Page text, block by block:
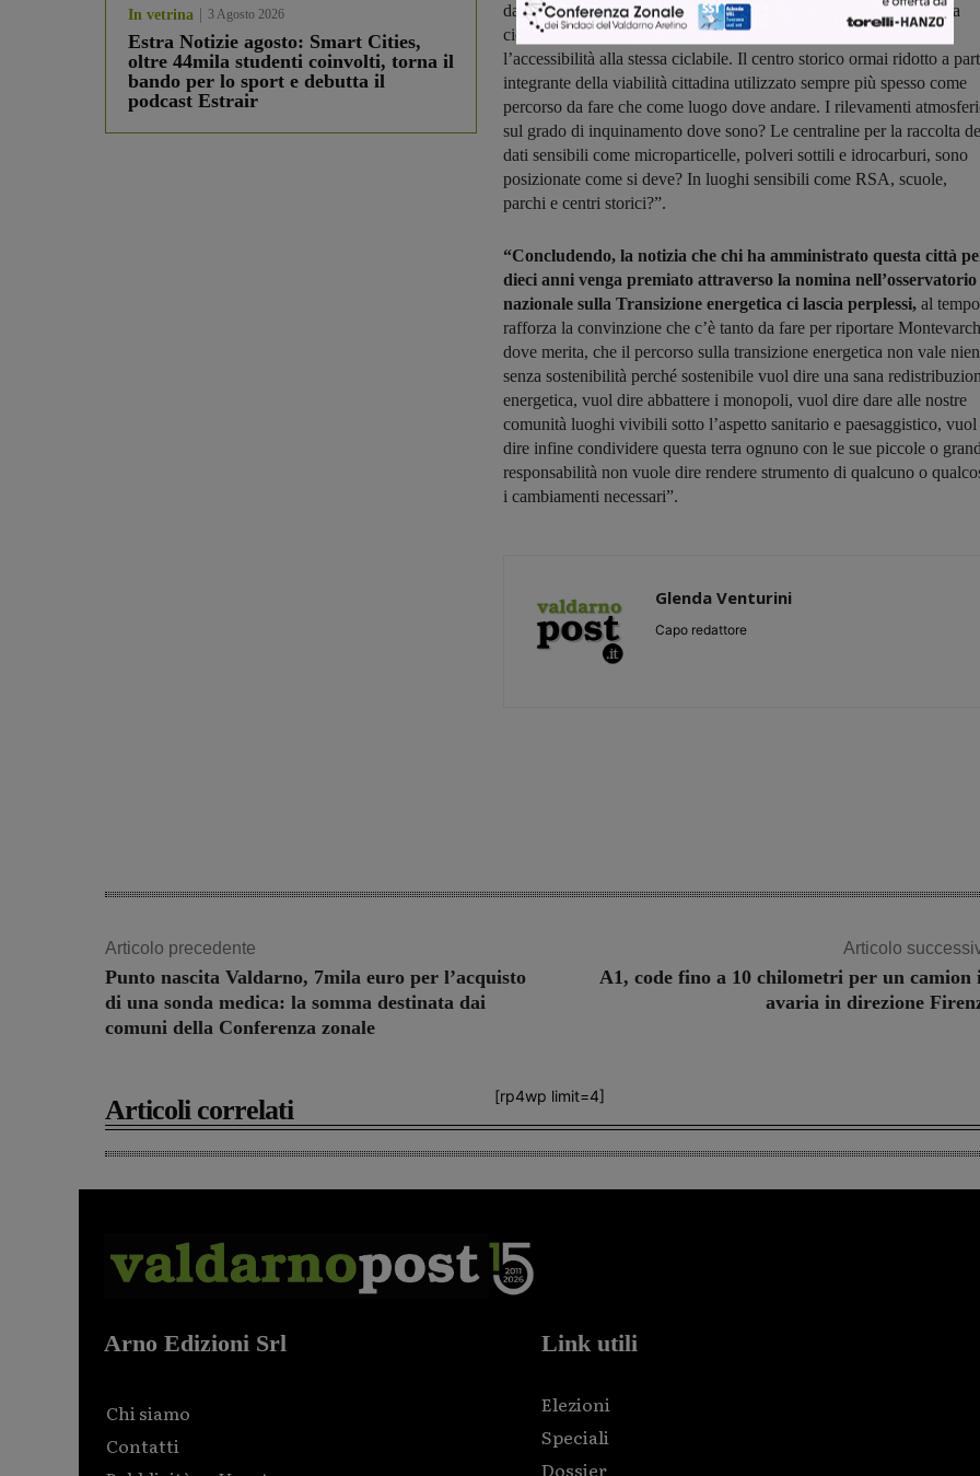
In vetrina 3 Agosto 2026
Estra Notizie agosto: Smart Cities,
oltre 44mila studenti coinvolti, torna il
bando per lo sport e debutta il
podcast Estrair
da fonti d’inquinamento. Le ciclabili oggetti smarriti, non ultimo la
ciclopista dell’Arno, così poco mantenuta da mettere a rischio
l’accessibilità alla stessa ciclabile. Il centro storico ormai ridotto a
integrante della viabilità cittadina utilizzato sempre più spesso come
percorso da fare che come luogo dove andare. I rilevamenti
sul grado di inquinamento dove sono? Le centraline per la raccolta
dati sensibili come microparticelle, polveri sottili e idrocarburi, sono
posizionate come si deve? In luoghi sensibili come RSA, scuole,
parchi e centri storici?”.
“Concludendo, la notizia che chi ha amministrato questa città
dieci anni venga premiato attraverso la nomina nell’osservatorio
nazionale sulla Transizione energetica ci lascia perplessi, al tempo
rafforza la convinzione che c’è tanto da fare per riportare
dove merita, che il percorso sulla transizione energetica non vale
senza sostenibilità perché sostenibile vuol dire una sana
energetica, vuol dire abbattere i monopoli, vuol dire dare alle nostre
comunità luoghi vivibili sotto l’aspetto sanitario e paesaggistico, vuol
dire infine condividere questa terra ognuno con le sue piccole o
responsabilità non vuole dire rendere strumento di qualcuno o
i cambiamenti necessari”.
Glenda Venturini
Capo redattore
Articolo precedente
Punto nascita Valdarno, 7mila euro per l’acquisto
di una sonda medica: la somma destinata dai
comuni della Conferenza zonale
Articolo
A1, code fino a 10 chilometri per un camion
avaria in direzione
[rp4wp limit=4]
Articoli correlati
Arno Edizioni Srl
Chi siamo
Contatti
Link utili
Elezioni
Speciali
Dossier